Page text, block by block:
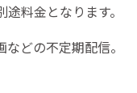
料金となります。
どの不定期配信。